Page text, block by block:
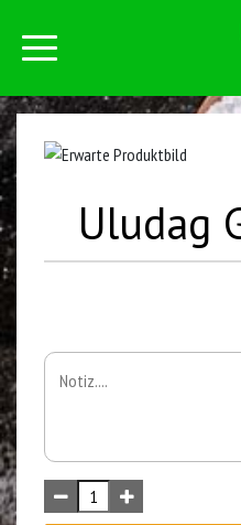
Uludag